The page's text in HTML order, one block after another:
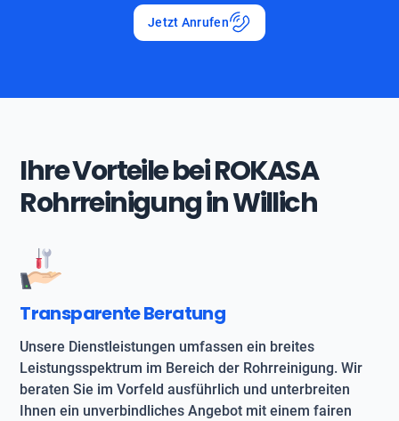
Jetzt Anrufen
Ihre Vorteile bei ROKASA
Rohrreinigung in Willich
Transparente Beratung
Unsere Dienstleistungen umfassen ein breites
Leistungsspektrum im Bereich der Rohrreinigung. Wir
beraten Sie im Vorfeld ausführlich und unterbreiten
Ihnen ein unverbindliches Angebot mit einem fairen